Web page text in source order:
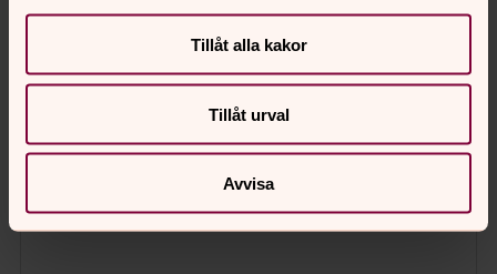
Tillåt alla kakor
Tillåt urval
Avvisa